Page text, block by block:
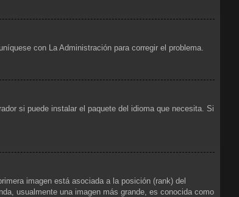
con La Administración para corregir el problema.
si puede instalar el paquete del idioma que necesita. Si
imagen está asociada a la posición (rank) del
usualmente una imagen más grande, es conocida como